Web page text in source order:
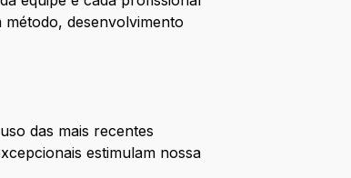
desenvolvimento
das mais recentes
estimulam nossa